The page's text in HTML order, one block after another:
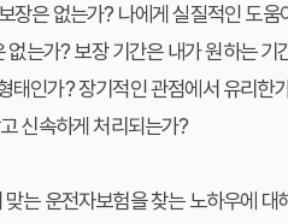
장은 없는가? 나에게 실질적인 도움
는가? 보장 기간은 내가 원하는 기
태인가? 장기적인 관점에서 유리한
신속하게 처리되는가?
는 운전자보험을 찾는 노하우에